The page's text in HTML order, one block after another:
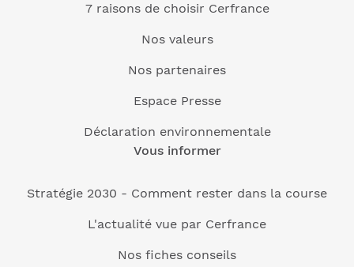
7 raisons de choisir Cerfrance
Nos valeurs
Nos partenaires
Espace Presse
Déclaration environnementale
Vous informer
Stratégie 2030 - Comment rester dans la course
L'actualité vue par Cerfrance
Nos fiches conseils